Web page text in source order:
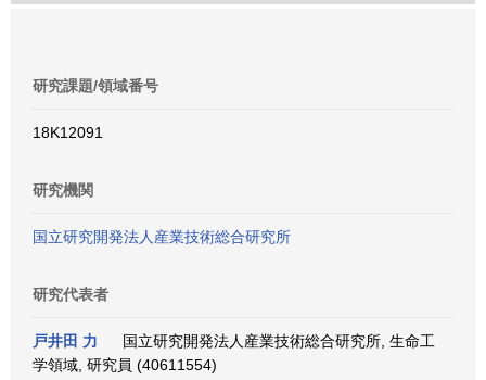
研究課題/領域番号
18K12091
研究機関
国立研究開発法人産業技術総合研究所
研究代表者
戸井田 力
国立研究開発法人産業技術総合研究所, 生命工
学領域, 研究員 (40611554)